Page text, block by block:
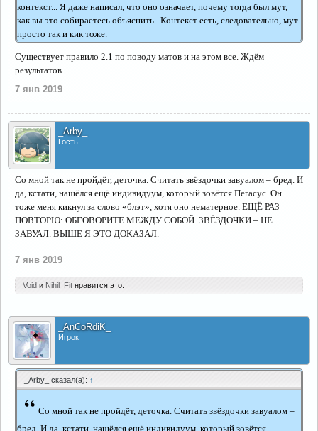
контекст... Я даже написал, что оно означает, почему тогда был мут,
как вы это собираетесь объяснить.. Контекст есть, следовательно, мут
просто так и кик тоже.
Существует правило 2.1 по поводу матов и на этом все. Ждём
результатов
7 янв 2019
_Arby_
Гость
Со мной так не пройдёт, деточка. Считать звёздочки завуалом – бред. И
да, кстати, нашёлся ещё индивидуум, который зовётся Пегасус. Он
тоже меня кикнул за слово «блэт», хотя оно нематерное. ЕЩЁ РАЗ
ПОВТОРЮ: ОБГОВОРИТЕ МЕЖДУ СОБОЙ. ЗВЁЗДОЧКИ – НЕ
ЗАВУАЛ. ВЫШЕ Я ЭТО ДОКАЗАЛ.
7 янв 2019
Void и Nihil_Fit нравится это.
_AnCoRdiK_
Игрок
_Arby_ сказал(а): ↑
“ Со мной так не пройдёт, деточка. Считать звёздочки завуалом –
бред. И да, кстати, нашёлся ещё индивидуум, который зовётся